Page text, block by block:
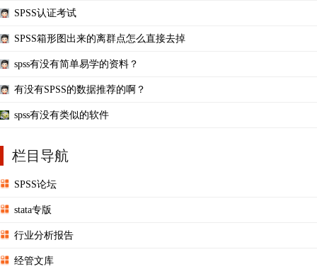
SPSS认证考试
SPSS箱形图出来的离群点怎么直接去掉
spss有没有简单易学的资料？
有没有SPSS的数据推荐的啊？
spss有没有类似的软件
栏目导航
SPSS论坛
stata专版
行业分析报告
经管文库